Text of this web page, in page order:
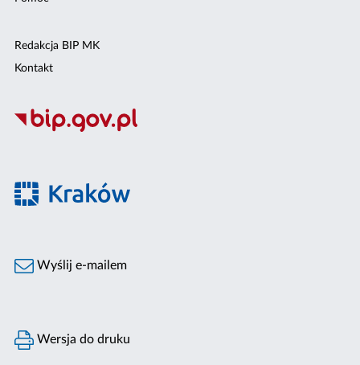
Redakcja BIP MK
Kontakt
Wyślij e-mailem
Wersja do druku